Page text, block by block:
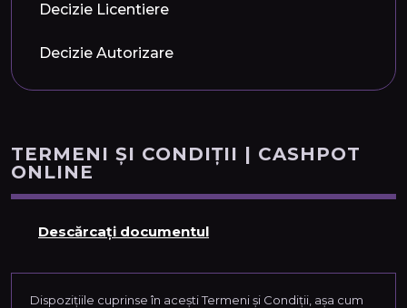
Decizie Licentiere
Decizie Autorizare
TERMENI ȘI CONDIȚII | CASHPOT
ONLINE
Descărcați documentul
Dispozițiile cuprinse în acești Termeni și Condiții, așa cum